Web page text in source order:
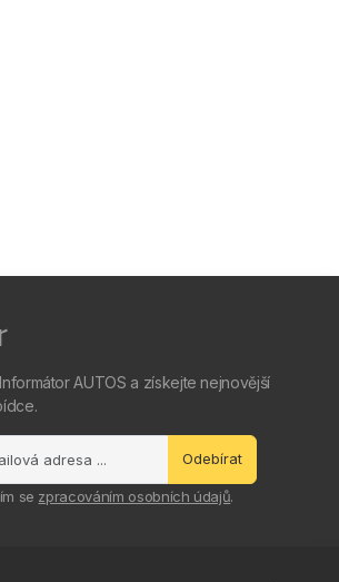
AUTOS a získejte nejnovější
Odebírat
se zpracováním osobních údajů.